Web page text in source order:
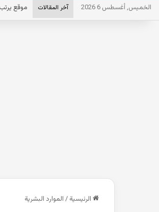
الخميس, أغسطس 6 2026 آخر المقالات موقع
الرئيسية / الموارد البشرية